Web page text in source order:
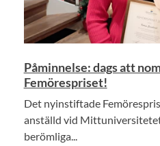
Påminnelse: dags att
Femörespriset!
Det nyinstiftade
anställd vid
berömliga...